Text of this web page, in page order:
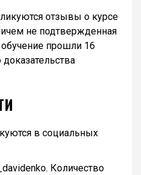
отзывы о курсе
не подтвержденная
обучение прошли 16
в социальных
Количество